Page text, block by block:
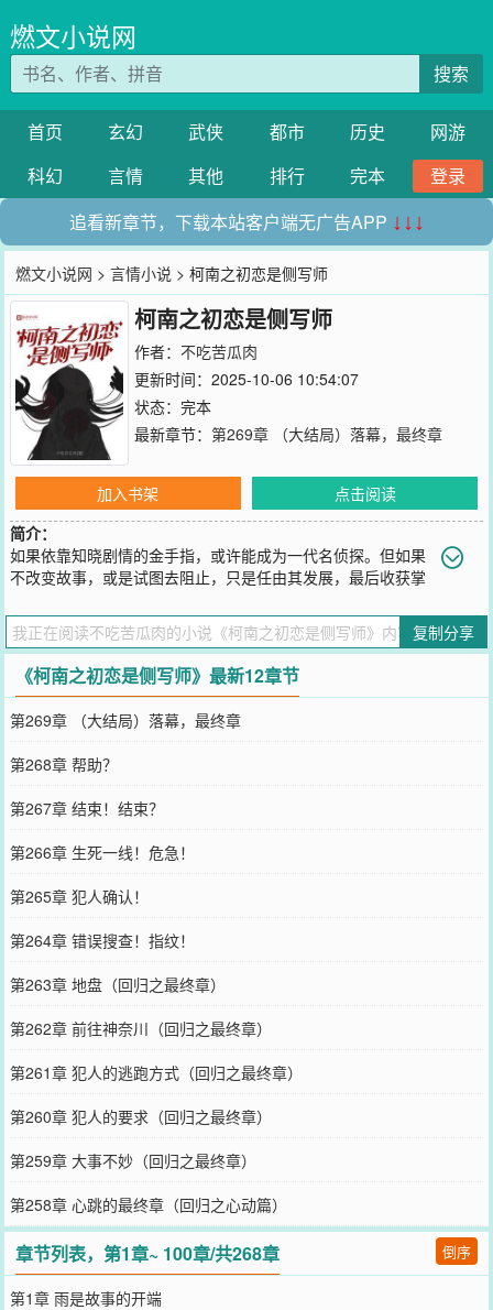
燃文小说网
搜索
首页 玄幻 武侠 都市 历史
网游
科幻
言情 其他 排行 完本
登录
追看新章节，下载本站客户端无广告APP ↓↓↓
燃文小说网 >言情小说 > 柯南之初恋是侧写师
柯南之初恋是侧写师
作者： 不吃苦瓜肉
更新时间：2025-10-06 10:54:07
状态：完本
最新章节： 第269章 （大结局）落幕，最终章
加入书架
点击阅读
简介：
如果依靠知晓剧情的金手指，或许能成为一代名侦探。但如果
不改变故事，或是试图去阻止，只是任由其发展，最后收获掌
为凶手，命运大神同她开了个玩笑，遇见的都是没看过的案件。人与
人的开端，也因此变得不同。如果一切事物的开端，都是以美好展
开，是否就像是加了过多蜂蜜的凉白开，甜腻发齁？初见的漠然，到
经历之后的了解与接纳。没有太多的
您要是觉得《 柯南之初恋是侧写师
和微博微信里的朋友推荐哦！
复制分享
《柯南之初恋是侧写师》最新12章节
第269章 （大结局）落幕，最终章
第268章 帮助？
第267章 结束！结束？
第266章 生死一线！危急！
第265章 犯人确认！
第264章 错误搜查！指纹！
第263章 地盘（回归之最终章）
第262章 前往神奈川（回归之最终章）
第261章 犯人的逃跑方式（回归之最终章）
第260章 犯人的要求（回归之最终章）
第259章 大事不妙（回归之最终章）
第258章 心跳的最终章（回归之心动篇）
章节列表，第1章~ 100章/共268章 倒序
第1章 雨是故事的开端